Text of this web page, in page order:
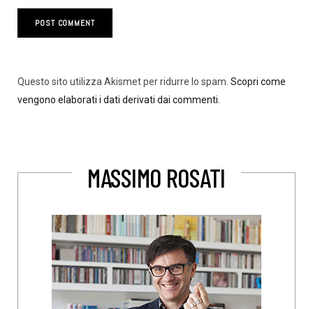
Questo sito utilizza Akismet per ridurre lo spam. Scopri come
vengono elaborati i dati derivati dai commenti
MASSIMO ROSATI